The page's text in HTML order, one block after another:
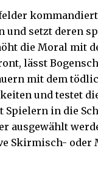
setzt deren
die Moral mit
lässt
mit dem
und testet
in die
ausgewählt
Skirmisch- oder